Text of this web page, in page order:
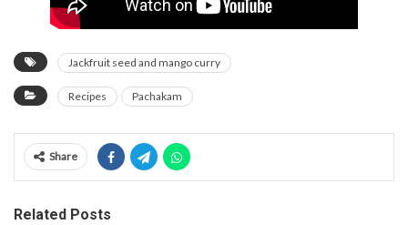
Jackfruit seed and mango curry
Recipes Pachakam
Share
Related Posts